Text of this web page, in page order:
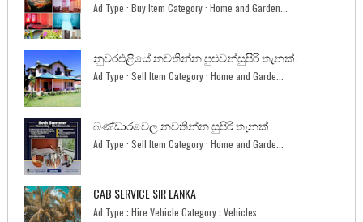
Ad Type : Buy Item Category : Home and Garden...
නුවරඑළියේ නවතින්න පුළුවන්සුපිරි තැනක්.
Ad Type : Sell Item Category : Home and Garde...
බණ්ඩාරවෙල නවතින්න සුපිරි තැනක්.
Ad Type : Sell Item Category : Home and Garde...
CAB SERVICE SIR LANKA
Ad Type : Hire Vehicle Category : Vehicles ...